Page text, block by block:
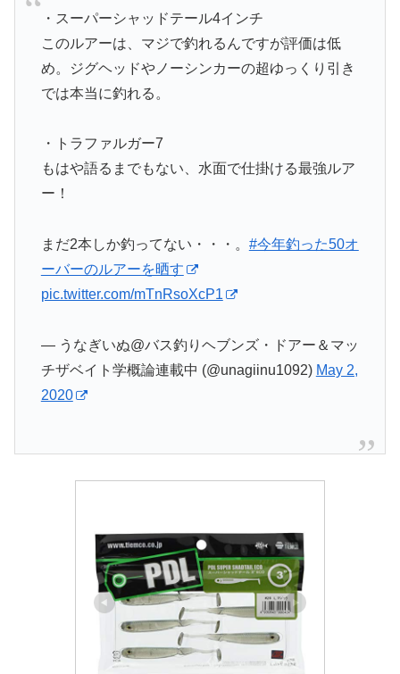
・スーパーシャッドテール4インチ
このルアーは、マジで釣れるんですが評価は低
め。ジグヘッドやノーシンカーの超ゆっくり引き
では本当に釣れる。
・トラファルガー7
もはや語るまでもない、水面で仕掛ける最強ルア
ー！
まだ2本しか釣ってない・・・。 #今年釣った50オ
ーバーのルアーを晒す
pic.twitter.com/mTnRsoXcP1
— うなぎいぬ@バス釣りヘブンズ・ドアー＆マッ
チザベイト学概論連載中 (@unagiinu1092) May 2,
2020